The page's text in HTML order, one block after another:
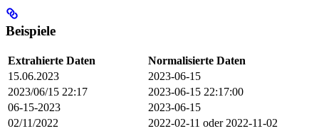
Beispiele
Extrahierte Daten
Normalisierte Daten
15.06.2023
2023-06-15
2023/06/15 22:17
2023-06-15 22:17:00
06-15-2023
2023-06-15
02/11/2022
2022-02-11 oder 2022-11-02